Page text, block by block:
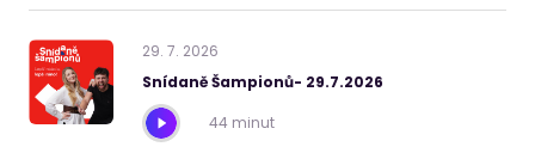
29. 7. 2026
Snídaně Šampionů- 29.7.2026
44 minut